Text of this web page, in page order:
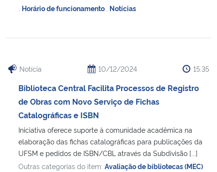
Horário de funcionamento Notícias
Notícia 10/12/2024 15:35
Biblioteca Central Facilita Processos de Registro
de Obras com Novo Serviço de Fichas
Catalográficas e ISBN
Iniciativa oferece suporte à comunidade acadêmica na
elaboração das fichas catalográficas para publicações da
UFSM e pedidos de ISBN/CBL através da Subdivisão [...]
Outras categorias do item: Avaliação de bibliotecas (MEC)